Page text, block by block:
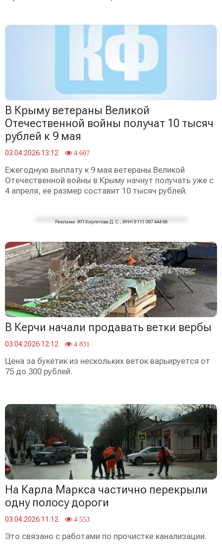
В Крыму ветераны Великой
Отечественной войны получат 10 тысяч
рублей к 9 мая
03.04.2026 13:12 4 607
Ежегодную выплату к 9 мая ветераны Великой
Отечественной войны в Крыму начнут получать уже с
4 апреля, ее размер составит 10 тысяч рублей.
Реклама: ИП Киргетова Д. С., ИНН 9 111 097 444 66
В Керчи начали продавать ветки вербы
03.04.2026 12:12 4 831
Цена за букетик из нескольких веток варьируется от
75 до 300 рублей.
На Карла Маркса частично перекрыли
одну полосу дороги
03.04.2026 11:12 4 553
Это связано с работами по прочистке канализации.